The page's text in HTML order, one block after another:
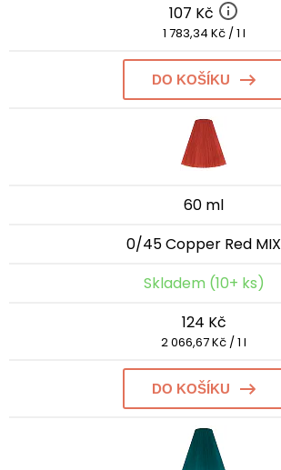
107 Kč
1 783,34 Kč / 1 l
DO KOŠÍKU
60 ml
0/45 Copper Red MIX
Skladem (10+ ks)
124 Kč
2 066,67 Kč / 1 l
DO KOŠÍKU